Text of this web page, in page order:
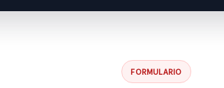
FORMULARIO